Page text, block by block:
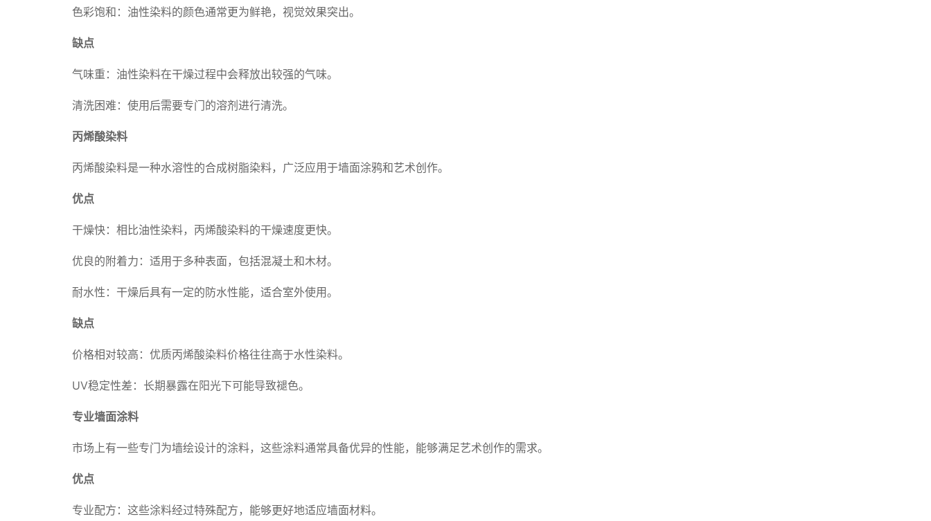
色彩饱和：油性染料的颜色通常更为鲜艳，视觉效果突出。
缺点
气味重：油性染料在干燥过程中会释放出较强的气味。
清洗困难：使用后需要专门的溶剂进行清洗。
丙烯酸染料
丙烯酸染料是一种水溶性的合成树脂染料，广泛应用于墙面涂鸦和艺术创作。
优点
干燥快：相比油性染料，丙烯酸染料的干燥速度更快。
优良的附着力：适用于多种表面，包括混凝土和木材。
耐水性：干燥后具有一定的防水性能，适合室外使用。
缺点
价格相对较高：优质丙烯酸染料价格往往高于水性染料。
UV稳定性差：长期暴露在阳光下可能导致褪色。
专业墙面涂料
市场上有一些专门为墙绘设计的涂料，这些涂料通常具备优异的性能，能够满足艺术创作的需求。
优点
专业配方：这些涂料经过特殊配方，能够更好地适应墙面材料。